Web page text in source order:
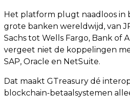
Het platform plugt naadloos in
grote banken wereldwijd, van
Sachs tot Wells Fargo, Bank of
vergeet niet de koppelingen
SAP, Oracle en NetSuite.
Dat maakt GTreasury dé
blockchain-betaalsystemen